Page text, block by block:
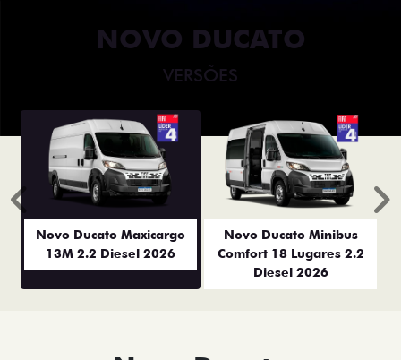
NOVO DUCATO
VERSÕES
Novo Ducato Maxicargo
13M 2.2 Diesel 2026
Novo Ducato Minibus
Comfort 18 Lugares 2.2
Diesel 2026
Anterior